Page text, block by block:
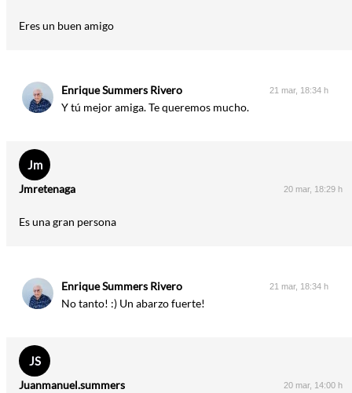
Eres un buen amigo
Enrique Summers Rivero 21 mar, 18:34 h
Y tú mejor amiga. Te queremos mucho.
Jm
Jmretenaga 20 mar, 18:29 h
Es una gran persona
Enrique Summers Rivero 21 mar, 18:34 h
No tanto! :) Un abarzo fuerte!
JS
Juanmanuel.summers 20 mar, 14:00 h